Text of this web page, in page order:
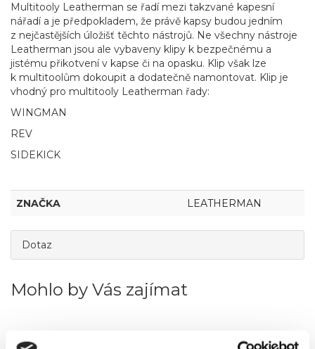
Multitooly Leatherman se řadí mezi takzvané kapesní
nářadí a je předpokladem, že právě kapsy budou jedním
z nejčastějších úložišť těchto nástrojů. Ne všechny nástroje
Leatherman jsou ale vybaveny klipy k bezpečnému a
jistému přikotvení v kapse či na opasku. Klip však lze
k multitoolům dokoupit a dodatečně namontovat. Klip je
vhodný pro multitooly Leatherman řady:
WINGMAN
REV
SIDEKICK
ZNAČKA LEATHERMAN
Dotaz
Mohlo by Vás zajímat
Novinka